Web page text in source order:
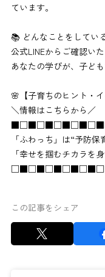
ています。
📚 どんなことをしてい
公式LINEからご確認い
あなたの学びが、子ど
🌸【子育ちのヒント・
＼情報はこちらから／
「ふわっち」は“予防保
「幸せを掴むチカラを
この記事をシェア